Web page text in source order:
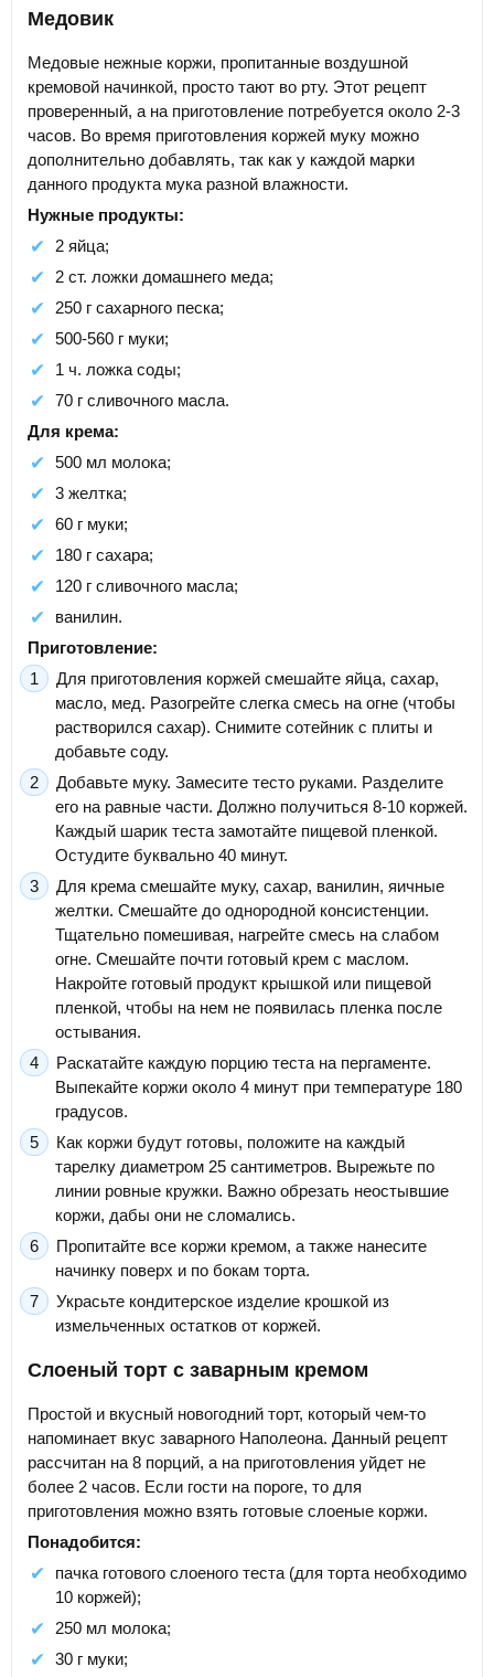
Медовик
Медовые нежные коржи, пропитанные воздушной
кремовой начинкой, просто тают во рту. Этот рецепт
проверенный, а на приготовление потребуется около 2-3
часов. Во время приготовления коржей муку можно
дополнительно добавлять, так как у каждой марки
данного продукта мука разной влажности.
Нужные продукты:
2 яйца;
2 ст. ложки домашнего меда;
250 г сахарного песка;
500-560 г муки;
1 ч. ложка соды;
70 г сливочного масла.
Для крема:
500 мл молока;
3 желтка;
60 г муки;
180 г сахара;
120 г сливочного масла;
ванилин.
Приготовление:
Для приготовления коржей смешайте яйца, сахар,
масло, мед. Разогрейте слегка смесь на огне (чтобы
растворился сахар). Снимите сотейник с плиты и
добавьте соду.
Добавьте муку. Замесите тесто руками. Разделите
его на равные части. Должно получиться 8-10 коржей.
Каждый шарик теста замотайте пищевой пленкой.
Остудите буквально 40 минут.
Для крема смешайте муку, сахар, ванилин, яичные
желтки. Смешайте до однородной консистенции.
Тщательно помешивая, нагрейте смесь на слабом
огне. Смешайте почти готовый крем с маслом.
Накройте готовый продукт крышкой или пищевой
пленкой, чтобы на нем не появилась пленка после
остывания.
Раскатайте каждую порцию теста на пергаменте.
Выпекайте коржи около 4 минут при температуре 180
градусов.
Как коржи будут готовы, положите на каждый
тарелку диаметром 25 сантиметров. Вырежьте по
линии ровные кружки. Важно обрезать неостывшие
коржи, дабы они не сломались.
Пропитайте все коржи кремом, а также нанесите
начинку поверх и по бокам торта.
Украсьте кондитерское изделие крошкой из
измельченных остатков от коржей.
Слоеный торт с заварным кремом
Простой и вкусный новогодний торт, который чем-то
напоминает вкус заварного Наполеона. Данный рецепт
рассчитан на 8 порций, а на приготовления уйдет не
более 2 часов. Если гости на пороге, то для
приготовления можно взять готовые слоеные коржи.
Понадобится:
пачка готового слоеного теста (для торта необходимо
10 коржей);
250 мл молока;
30 г муки;